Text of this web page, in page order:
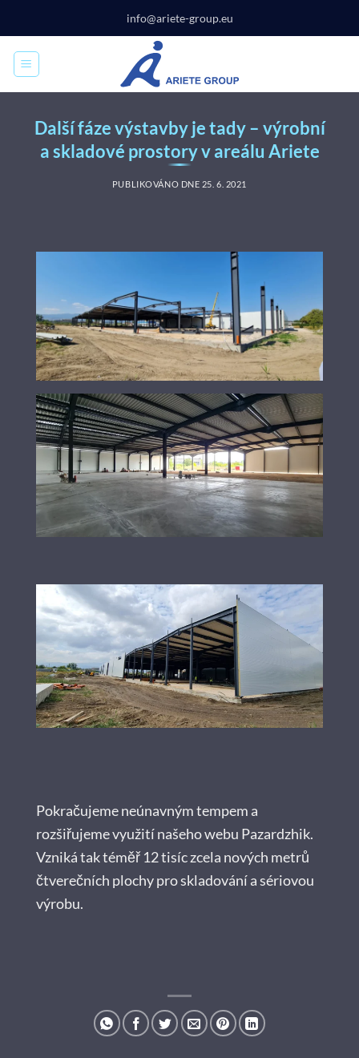
obsah
info@ariete-group.eu
Další fáze výstavby je tady – výrobní
a skladové prostory v areálu Ariete
PUBLIKOVÁNO DNE 25. 6. 2021
Pokračujeme neúnavným tempem a
rozšiřujeme využití našeho webu Pazardzhik.
Vzniká tak téměř 12 tisíc zcela nových metrů
čtverečních plochy pro skladování a sériovou
výrobu.